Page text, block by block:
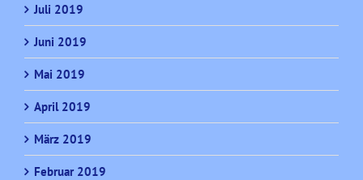
Juli 2019
Juni 2019
Mai 2019
April 2019
März 2019
Februar 2019